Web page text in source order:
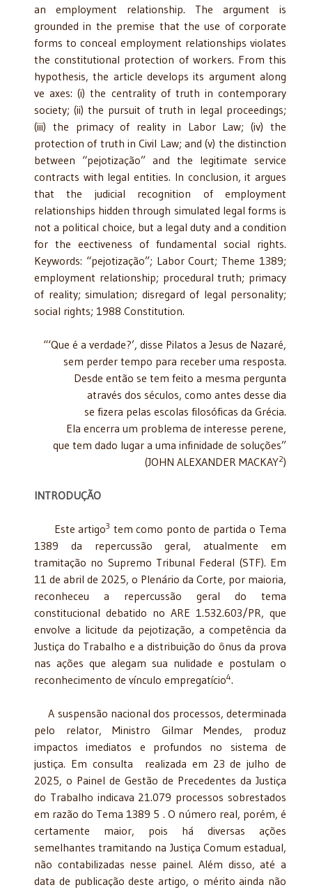
an employment relationship. The argument is
grounded in the premise that the use of corporate
forms to conceal employment relationships violates
the constitutional protection of workers. From this
hypothesis, the article develops its argument along
ve axes: (i) the centrality of truth in contemporary
society; (ii) the pursuit of truth in legal proceedings;
(iii) the primacy of reality in Labor Law; (iv) the
protection of truth in Civil Law; and (v) the distinction
between “pejotização” and the legitimate service
contracts with legal entities. In conclusion, it argues
that the judicial recognition of employment
relationships hidden through simulated legal forms is
not a political choice, but a legal duty and a condition
for the eectiveness of fundamental social rights.
Keywords: “pejotização”; Labor Court; Theme 1389;
employment relationship; procedural truth; primacy
of reality; simulation; disregard of legal personality;
social rights; 1988 Constitution.
“‘Que é a verdade?’, disse Pilatos a Jesus de Nazaré,
sem perder tempo para receber uma resposta.
Desde então se tem feito a mesma pergunta
através dos séculos, como antes desse dia
se fizera pelas escolas filosóficas da Grécia.
Ela encerra um problema de interesse perene,
que tem dado lugar a uma infinidade de soluções”
(JOHN ALEXANDER MACKAY2)
INTRODUÇÃO
Este artigo3 tem como ponto de partida o Tema
1389 da repercussão geral, atualmente em
tramitação no Supremo Tribunal Federal (STF). Em
11 de abril de 2025, o Plenário da Corte, por maioria,
reconheceu a repercussão geral do tema
constitucional debatido no ARE 1.532.603/PR, que
envolve a licitude da pejotização, a competência da
Justiça do Trabalho e a distribuição do ônus da prova
nas ações que alegam sua nulidade e postulam o
reconhecimento de vínculo empregatício4.
A suspensão nacional dos processos, determinada
pelo relator, Ministro Gilmar Mendes, produz
impactos imediatos e profundos no sistema de
justiça. Em consulta realizada em 23 de julho de
2025, o Painel de Gestão de Precedentes da Justiça
do Trabalho indicava 21.079 processos sobrestados
em razão do Tema 1389 5 . O número real, porém, é
certamente maior, pois há diversas ações
semelhantes tramitando na Justiça Comum estadual,
não contabilizadas nesse painel. Além disso, até a
data de publicação deste artigo, o mérito ainda não